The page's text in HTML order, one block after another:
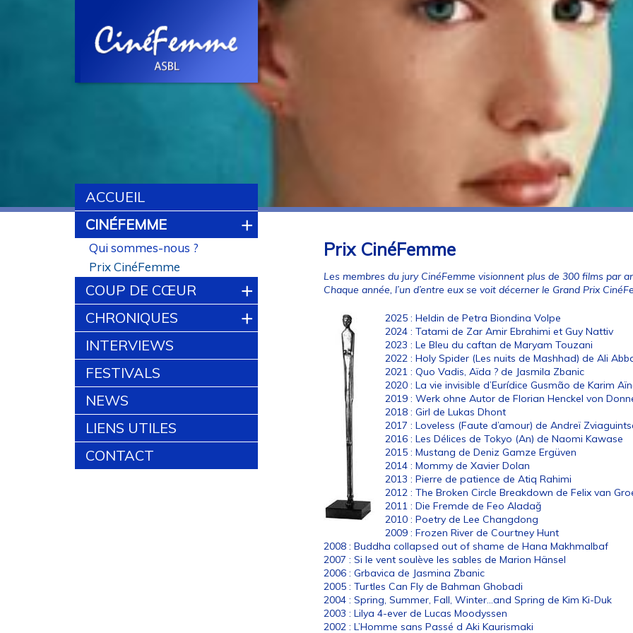
ACCUEIL
CINÉFEMME
Qui sommes-nous ?
Prix CinéFemme
+
COUP DE CŒUR +
CHRONIQUES +
INTERVIEWS
FESTIVALS
NEWS
LIENS UTILES
CONTACT
Prix CinéFemme
Les membres du jury CinéFemme visionnent plus de 300 films par
Chaque année, l’un d’entre eux se voit décerner le Grand Prix
2025 : Heldin de Petra Biondina Volpe
2024 : Tatami de Zar Amir Ebrahimi et Guy Nattiv
2023 : Le Bleu du caftan de Maryam Touzani
2022 : Holy Spider (Les nuits de Mashhad) de Ali
2021 : Quo Vadis, Aïda ? de Jasmila Zbanic
2020 : La vie invisible d’Eurídice Gusmão de Karim
2019 : Werk ohne Autor de Florian Henckel von
2018 : Girl de Lukas Dhont
2017 : Loveless (Faute d’amour) de Andreï
2016 : Les Délices de Tokyo (An) de Naomi Kawase
2015 : Mustang de Deniz Gamze Ergüven
2014 : Mommy de Xavier Dolan
2013 : Pierre de patience de Atiq Rahimi
2012 : The Broken Circle Breakdown de Felix van
2011 : Die Fremde de Feo Aladağ
2010 : Poetry de Lee Changdong
2009 : Frozen River de Courtney Hunt
2008 : Buddha collapsed out of shame de Hana Makhmalbaf
2007 : Si le vent soulève les sables de Marion Hänsel
2006 : Grbavica de Jasmina Zbanic
2005 : Turtles Can Fly de Bahman Ghobadi
2004 : Spring, Summer, Fall, Winter...and Spring de Kim Ki-Duk
2003 : Lilya 4-ever de Lucas Moodyssen
2002 : L’Homme sans Passé d Aki Kaurismaki